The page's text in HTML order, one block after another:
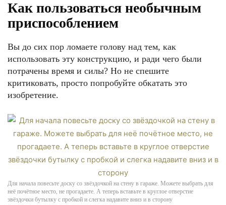
Как пользоваться необычным
приспособлением
Вы до сих пор ломаете голову над тем, как
использовать эту конструкцию, и ради чего были
потрачены время и силы? Но не спешите
критиковать, просто попробуйте обкатать это
изобретение.
Для начала повесьте доску со звёздочкой на стену в гараже. Можете выбрать для
неё почётное место, не прогадаете. А теперь вставьте в круглое отверстие
звёздочки бутылку с пробкой и слегка надавите вниз и в сторону